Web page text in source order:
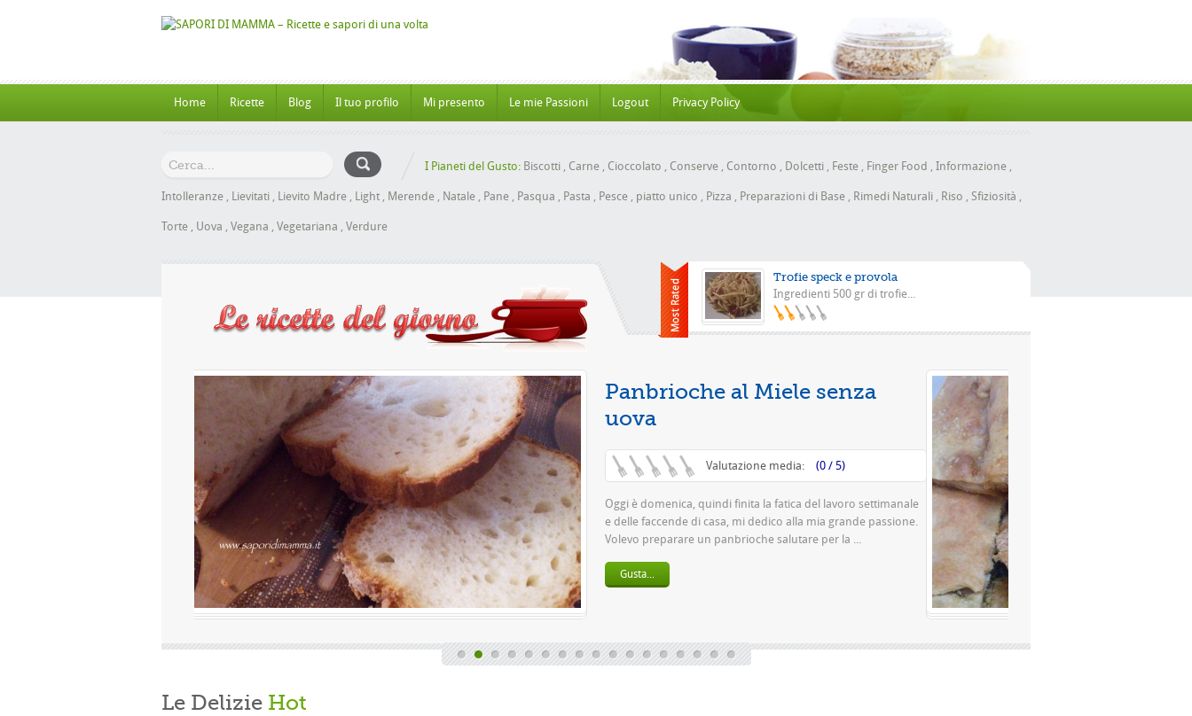
Home Ricette Blog Il tuo profilo Mi presento Le mie Passioni Logout Privacy Policy
I Pianeti del Gusto: Biscotti , Carne , Cioccolato , Conserve , Contorno , Dolcetti , Feste , Finger Food , Informazione ,
Intolleranze , Lievitati , Lievito Madre , Light , Merende , Natale , Pane , Pasqua , Pasta , Pesce , piatto unico , Pizza , Preparazioni di Base , Rimedi Naturali , Riso , Sfiziosità ,
Torte , Uova , Vegana , Vegetariana , Verdure
Trofie speck e provola
Ingredienti 500 gr di trofie...
al Miele senza
quindi finita la fatica del lavoro settimanale
di casa, mi dedico alla mia grande passione.
Pizza con la scarola
(0 / 5)
Questa è una pizza famosissima a Napoli Ingredienti Per la
pasta 500 g di farina rimacinata a pietra 0 10 g di lievito di
Le Delizie Hot